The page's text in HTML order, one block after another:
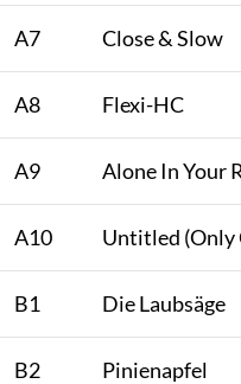
A7 Close & Slow
A8 Flexi-HC
A9 Alone In Your
A10 Untitled (Only
B1 Die Laubsäge
B2 Pinienapfel